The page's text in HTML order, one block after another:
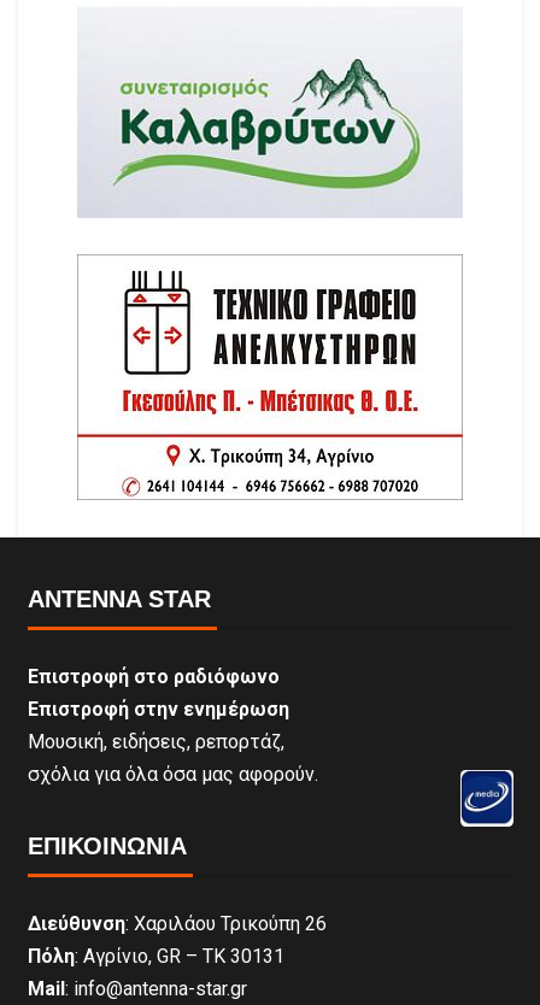
ANTENNA STAR
Επιστροφή στο ραδιόφωνο
Επιστροφή στην ενημέρωση
Μουσική, ειδήσεις, ρεπορτάζ,
σχόλια για όλα όσα μας αφορούν.
ΕΠΙΚΟΙΝΩΝΊΑ
Διεύθυνση: Χαριλάου Τρικούπη 26
Πόλη: Αγρίνιο, GR – ΤΚ 30131
Mail: info@antenna-star.gr